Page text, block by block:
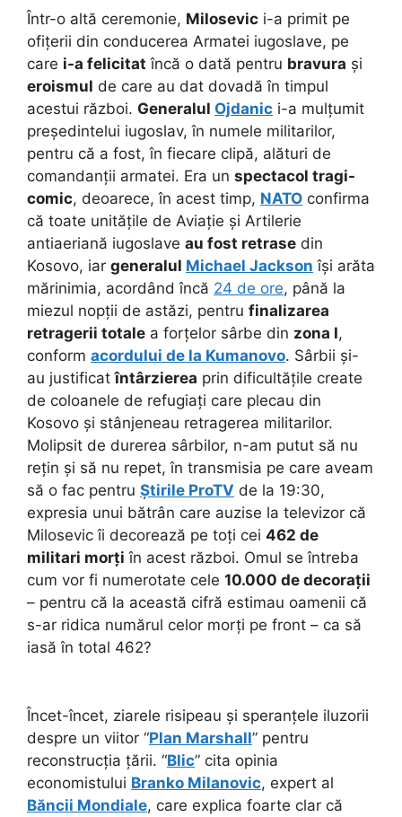
Într-o altă ceremonie, Milosevic i-a primit pe
ofițerii din conducerea Armatei iugoslave, pe
care i-a felicitat încă o dată pentru bravura și
eroismul de care au dat dovadă în timpul
acestui război. Generalul Ojdanic i-a mulțumit
președintelui iugoslav, în numele militarilor,
pentru că a fost, în fiecare clipă, alături de
comandanții armatei. Era un spectacol tragi-
comic, deoarece, în acest timp, NATO confirma
că toate unitățile de Aviație și Artilerie
antiaeriană iugoslave au fost retrase din
Kosovo, iar generalul Michael Jackson își arăta
mărinimia, acordând încă 24 de ore, până la
miezul nopții de astăzi, pentru finalizarea
retragerii totale a forțelor sârbe din zona I,
conform acordului de la Kumanovo. Sârbii și-
au justificatîntârzierea prin dificultățile create
de coloanele de refugiați care plecau din
Kosovo și stânjeneau retragerea militarilor.
Molipsit de durerea sârbilor, n-am putut să nu
rețin și să nu repet, în transmisia pe care aveam
să o fac pentru Știrile ProTV de la 19:30,
expresia unui bătrân care auzise la televizor că
Milosevic îi decorează pe toți cei 462 de
militari morți în acest război. Omul se întreba
cum vor fi numerotate cele 10.000 de decorații
– pentru că la această cifră estimau oamenii că
s-ar ridica numărul celor morți pe front – ca să
iasă în total 462?
Încet-încet, ziarele risipeau și speranțele iluzorii
despre un viitor “Plan Marshall” pentru
reconstrucția țării. “Blic” cita opinia
economistului Branko Milanovic, expert al
Băncii Mondiale, care explica foarte clar că